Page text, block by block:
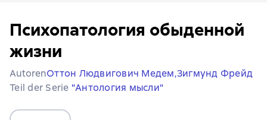
Психопатология обыденной
жизни
AutorenОттон Людвигович Медем,Зигмунд Фрейд
Teil der Serie "Антология мысли"